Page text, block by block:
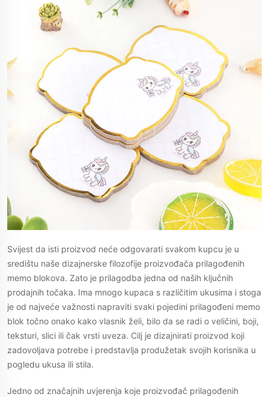
Svijest da isti proizvod neće odgovarati svakom kupcu je u
središtu naše dizajnerske filozofije proizvođača prilagođenih
memo blokova. Zato je prilagodba jedna od naših ključnih
prodajnih točaka. Ima mnogo kupaca s različitim ukusima i stoga
je od najveće važnosti napraviti svaki pojedini prilagođeni memo
blok točno onako kako vlasnik želi, bilo da se radi o veličini, boji,
teksturi, slici ili čak vrsti uveza. Cilj je dizajnirati proizvod koji
zadovoljava potrebe i predstavlja produžetak svojih korisnika u
pogledu ukusa ili stila.
Jedno od značajnih uvjerenja koje proizvođač prilagođenih